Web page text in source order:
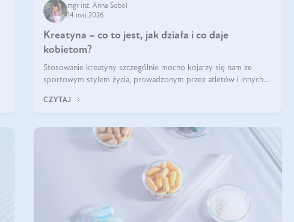
mgr inż. Anna Sobol
14 maj 2026
Kreatyna – co to jest, jak działa i co daje
kobietom?
Stosowanie kreatyny szczególnie mocno kojarzy się nam ze
sportowym stylem życia, prowadzonym przez atletów i innych
ten naturalny metabolit aminokwasów poprawia wydolność i
CZYTAJ